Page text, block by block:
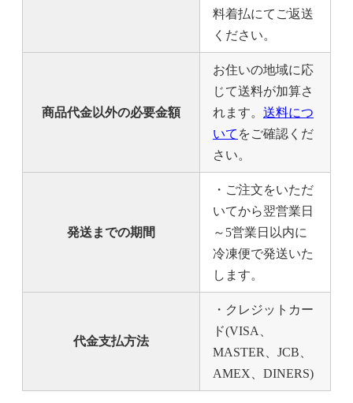
料着払にてご返送
ください。
商品代金以外の必要金額
お住いの地域に応
じて送料が加算さ
れます。 送料につ
いて をご確認くだ
さい。
発送までの期間
・ご注文をいただ
いてから翌営業日
～5営業日以内に
冷凍便で発送いた
します。
代金支払方法
・クレジットカー
ド(VISA、
MASTER、JCB、
AMEX、DINERS)